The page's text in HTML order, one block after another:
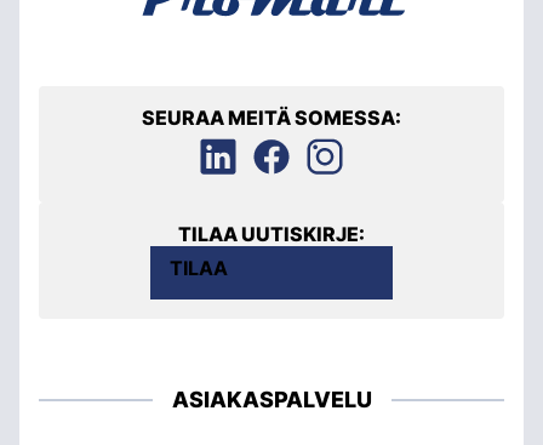
SEURAA MEITÄ SOMESSA:
TILAA UUTISKIRJE:
TILAA
ASIAKASPALVELU